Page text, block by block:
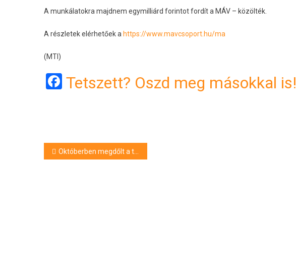
A munkálatokra majdnem egymilliárd forintot fordít a MÁV – közölték.
A részletek elérhetőek a https://www.mavcsoport.hu/ma
(MTI)
Facebook
Tetszett? Oszd meg másokkal is!
Bejegyzés
Októberben megdőlt a tisztán elektromos gépkocsik havi forgalomba helyezési rekordja